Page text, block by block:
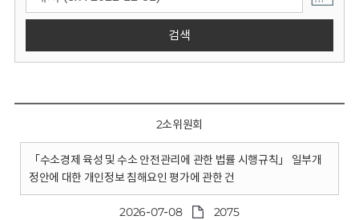
검색
2소위원회
「수소경제 육성 및 수소 안전관리에 관한 법률 시행규칙」 일부개
정안에 대한 개인정보 침해요인 평가에 관한 건
2026-07-08 2075